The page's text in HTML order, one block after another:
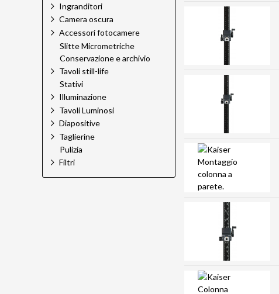
Ingranditori
Camera oscura
Accessori fotocamere
Slitte Micrometriche
Conservazione e archivio
Tavoli still-life
Stativi
Illuminazione
Tavoli Luminosi
Diapositive
Taglierine
Pulizia
Filtri